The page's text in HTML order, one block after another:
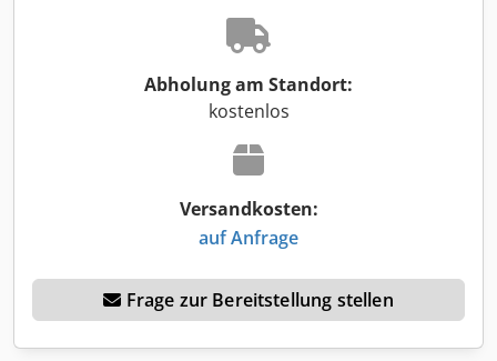
Abholung am Standort:
kostenlos
Versandkosten:
auf Anfrage
Frage zur Bereitstellung stellen